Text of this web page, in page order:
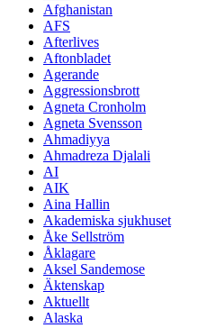
Afghanistan
AFS
Afterlives
Aftonbladet
Agerande
Aggressionsbrott
Agneta Cronholm
Agneta Svensson
Ahmadiyya
Ahmadreza Djalali
AI
AIK
Aina Hallin
Akademiska sjukhuset
Åke Sellström
Åklagare
Aksel Sandemose
Äktenskap
Aktuellt
Alaska